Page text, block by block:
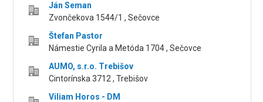
Ján Seman
Zvončekova 1544/1 , Sečovce
Štefan Pastor
Námestie Cyrila a Metóda 1704 , Sečovce
AUMO, s.r.o. Trebišov
Cintorínska 3712 , Trebišov
Viliam Horos - DM